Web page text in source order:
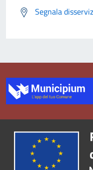
Segnala